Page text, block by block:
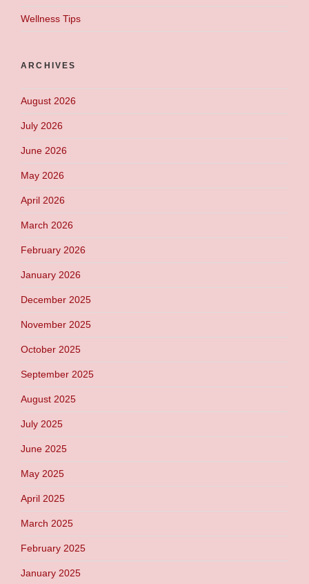
Wellness Tips
ARCHIVES
August 2026
July 2026
June 2026
May 2026
April 2026
March 2026
February 2026
January 2026
December 2025
November 2025
October 2025
September 2025
August 2025
July 2025
June 2025
May 2025
April 2025
March 2025
February 2025
January 2025